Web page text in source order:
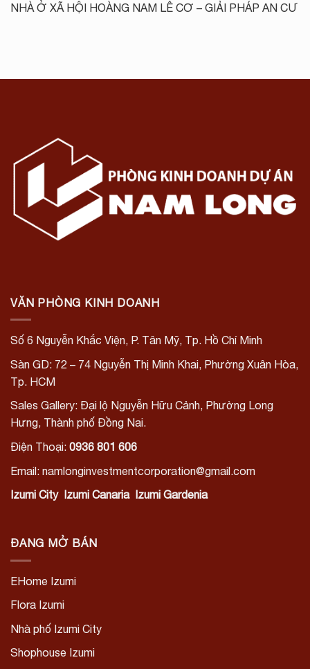
NHÀ Ở XÃ HỘI HOÀNG NAM LÊ CƠ – GIẢI PHÁP AN CƯ
VĂN PHÒNG KINH DOANH
Số 6 Nguyễn Khắc Viện, P. Tân Mỹ, Tp. Hồ Chí Minh
Sàn GD: 72 – 74 Nguyễn Thị Minh Khai, Phường Xuân Hòa,
Tp. HCM
Sales Gallery: Đại lộ Nguyễn Hữu Cảnh, Phường Long
Hưng, Thành phố Đồng Nai.
Điện Thoại: 0936 801 606
Email: namlonginvestmentcorporation@gmail.com
Izumi City Izumi Canaria Izumi Gardenia
ĐANG MỞ BÁN
EHome Izumi
Flora Izumi
Nhà phố Izumi City
Shophouse Izumi